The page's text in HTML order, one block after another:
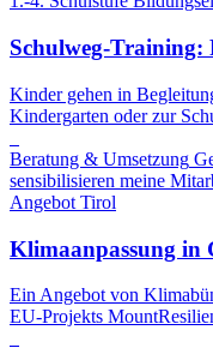
Schulweg-Training:
Kinder gehen in
Kindergarten oder zur
Beratung & Umsetzung
sensibilisieren meine
Angebot Tirol
Klimaanpassung in
Ein Angebot von
EU-Projekts